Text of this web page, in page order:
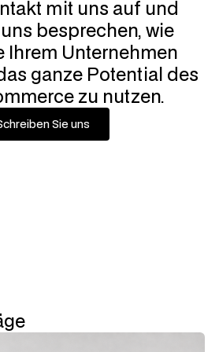
mit uns auf und
besprechen, wie
Ihrem Unternehmen
ganze Potential des
zu nutzen.
Sie uns
Sie uns